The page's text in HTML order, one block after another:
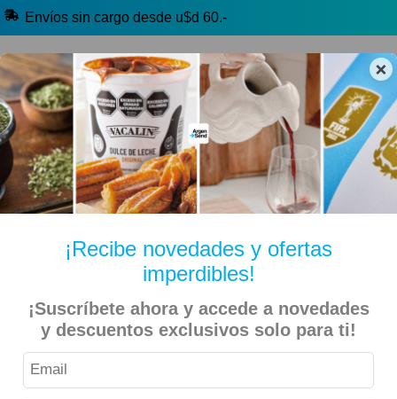
×
¡Recibe novedades y ofertas
imperdibles!
¡Suscríbete ahora y accede a novedades
y descuentos exclusivos solo para ti!
Envíos sin cargo desde u$d 60.-
🔥 Alfajores y Golosinas
🧉 Clásicos argentinos 🏷️ Todas las categorías
Inicio Alimentos Sopas y Caldos
Knorr – Sopa Quick de Zapallo y Pimienta 46,5gr